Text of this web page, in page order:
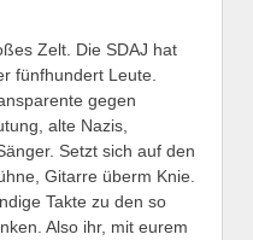
Zelt. Die SDAJ hat
fünfhundert Leute.
gegen
alte Nazis,
Setzt sich auf den
Gitarre überm Knie.
Takte zu den so
Also ihr, mit eurem